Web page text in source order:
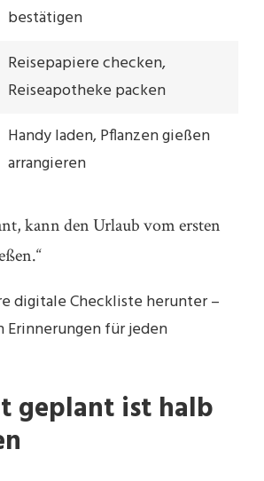
bestätigen
Reisepapiere checken,
Reiseapotheke packen
Handy laden, Pflanzen gießen
arrangieren
kann den Urlaub vom ersten
digitale Checkliste herunter –
für jeden
geplant ist halb